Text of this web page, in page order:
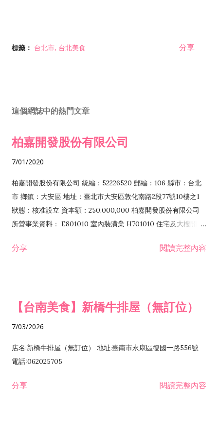
標籤： 台北市 台北美食 分享
這個網誌中的熱門文章
柏嘉開發股份有限公司
7/01/2020
柏嘉開發股份有限公司 統編：52226520 郵編：106 縣市：台北
市 鄉鎮：大安區 地址：臺北市大安區敦化南路2段77號10樓之1
狀態：核准設立 資本額：250,000,000 柏嘉開發股份有限公司
所營事業資料： E801010 室內裝潢業 H701010 住宅及大樓開發
發業 H703090 不動產買賣業 H703100 不動產租賃業 I503010
分享 閱讀完整內容
【台南美食】新橋牛排屋（無訂位）
7/03/2026
店名:新橋牛排屋（無訂位） 地址:臺南市永康區復國一路556號
電話:062025705
分享 閱讀完整內容